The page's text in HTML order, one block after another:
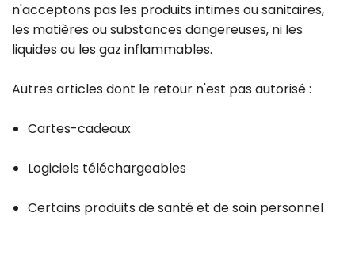
n'acceptons pas les produits intimes ou sanitaires,
les matières ou substances dangereuses, ni les
liquides ou les gaz inflammables.
Autres articles dont le retour n'est pas autorisé :
Cartes-cadeaux
Logiciels téléchargeables
Certains produits de santé et de soin personnel